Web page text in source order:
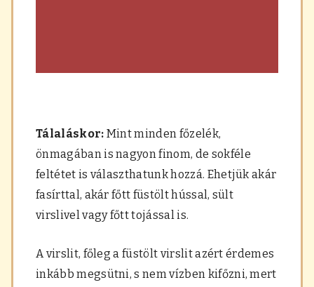
Tálaláskor: Mint minden főzelék,
önmagában is nagyon finom, de sokféle
feltétet is választhatunk hozzá. Ehetjük akár
fasírttal, akár főtt füstölt hússal, sült
virslivel vagy főtt tojással is.
A virslit, főleg a füstölt virslit azért érdemes
inkább megsütni, s nem vízben kifőzni, mert